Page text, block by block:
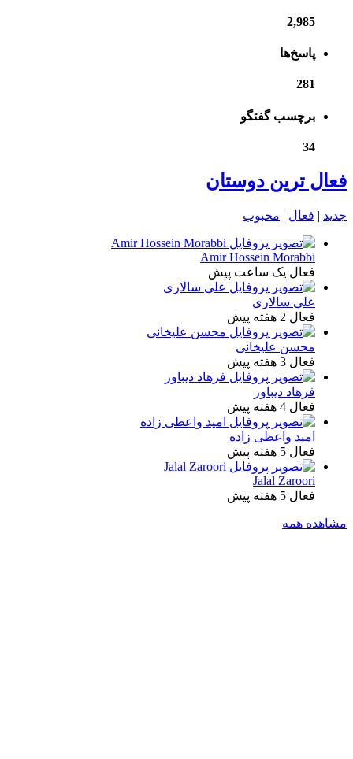
2,985
پاسخ‌ها
281
برچسب گفتگو
34
فعال ترین دوستان
جدید | فعال | محبوب
Amir Hossein Morabbi
فعال یک ساعت پیش
علی سالاری
فعال 2 هفته پیش
محسن علیخانی
فعال 3 هفته پیش
فرهاد دیباور
فعال 4 هفته پیش
امید واعظی زاده
فعال 5 هفته پیش
Jalal Zaroori
فعال 5 هفته پیش
مشاهده همه